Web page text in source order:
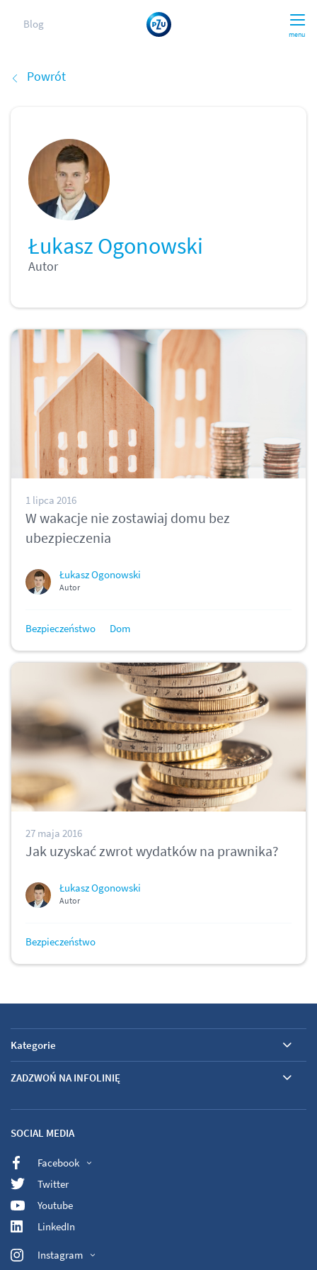
menu
Blog
Powrót
Łukasz Ogonowski
Autor
1 lipca 2016
W wakacje nie zostawiaj domu bez
ubezpieczenia
Łukasz Ogonowski
Autor
Bezpieczeństwo Dom
27 maja 2016
Jak uzyskać zwrot wydatków na prawnika?
Łukasz Ogonowski
Autor
Bezpieczeństwo
Kategorie
ZADZWOŃ NA INFOLINIĘ
SOCIAL MEDIA
Facebook
Twitter
Youtube
LinkedIn
Instagram